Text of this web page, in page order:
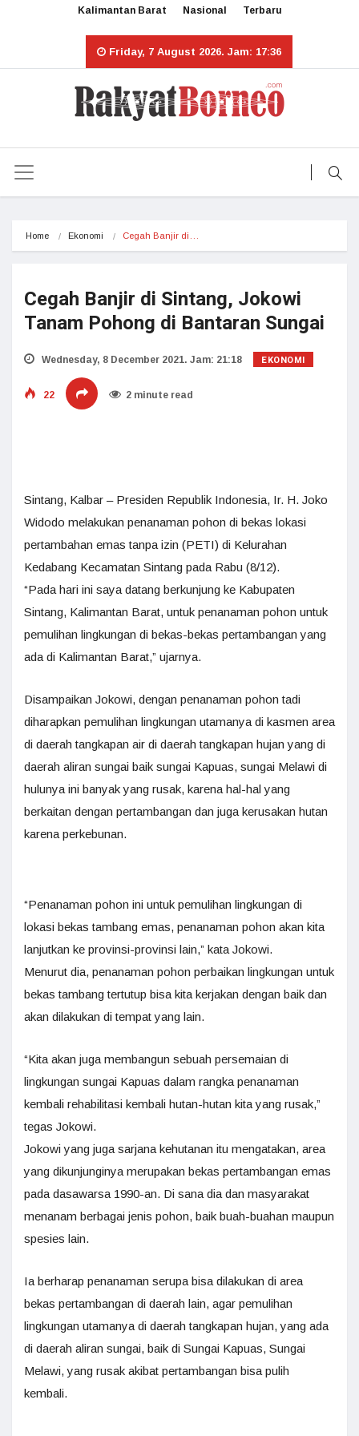
Kalimantan Barat Nasional Terbaru
Friday, 7 August 2026. Jam: 17:36
Home Ekonomi Cegah Banjir di…
Cegah Banjir di Sintang, Jokowi
Tanam Pohong di Bantaran Sungai
Wednesday, 8 December 2021. Jam: 21:18 EKONOMI
22 2 minute read
Sintang, Kalbar – Presiden Republik Indonesia, Ir. H. Joko
Widodo melakukan penanaman pohon di bekas lokasi
pertambahan emas tanpa izin (PETI) di Kelurahan
Kedabang Kecamatan Sintang pada Rabu (8/12).
“Pada hari ini saya datang berkunjung ke Kabupaten
Sintang, Kalimantan Barat, untuk penanaman pohon untuk
pemulihan lingkungan di bekas-bekas pertambangan yang
ada di Kalimantan Barat,” ujarnya.
Disampaikan Jokowi, dengan penanaman pohon tadi
diharapkan pemulihan lingkungan utamanya di kasmen area
di daerah tangkapan air di daerah tangkapan hujan yang di
daerah aliran sungai baik sungai Kapuas, sungai Melawi di
hulunya ini banyak yang rusak, karena hal-hal yang
berkaitan dengan pertambangan dan juga kerusakan hutan
karena perkebunan.
“Penanaman pohon ini untuk pemulihan lingkungan di
lokasi bekas tambang emas, penanaman pohon akan kita
lanjutkan ke provinsi-provinsi lain,” kata Jokowi.
Menurut dia, penanaman pohon perbaikan lingkungan untuk
bekas tambang tertutup bisa kita kerjakan dengan baik dan
akan dilakukan di tempat yang lain.
“Kita akan juga membangun sebuah persemaian di
lingkungan sungai Kapuas dalam rangka penanaman
kembali rehabilitasi kembali hutan-hutan kita yang rusak,”
tegas Jokowi.
Jokowi yang juga sarjana kehutanan itu mengatakan, area
yang dikunjunginya merupakan bekas pertambangan emas
pada dasawarsa 1990-an. Di sana dia dan masyarakat
menanam berbagai jenis pohon, baik buah-buahan maupun
spesies lain.
Ia berharap penanaman serupa bisa dilakukan di area
bekas pertambangan di daerah lain, agar pemulihan
lingkungan utamanya di daerah tangkapan hujan, yang ada
di daerah aliran sungai, baik di Sungai Kapuas, Sungai
Melawi, yang rusak akibat pertambangan bisa pulih
kembali.